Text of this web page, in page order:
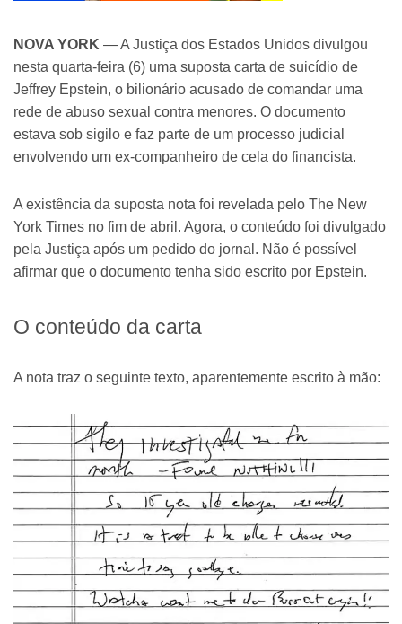
NOVA YORK — A Justiça dos Estados Unidos divulgou
nesta quarta-feira (6) uma suposta carta de suicídio de
Jeffrey Epstein, o bilionário acusado de comandar uma
rede de abuso sexual contra menores. O documento
estava sob sigilo e faz parte de um processo judicial
envolvendo um ex-companheiro de cela do financista.
A existência da suposta nota foi revelada pelo The New
York Times no fim de abril. Agora, o conteúdo foi divulgado
pela Justiça após um pedido do jornal. Não é possível
afirmar que o documento tenha sido escrito por Epstein.
O conteúdo da carta
A nota traz o seguinte texto, aparentemente escrito à mão: